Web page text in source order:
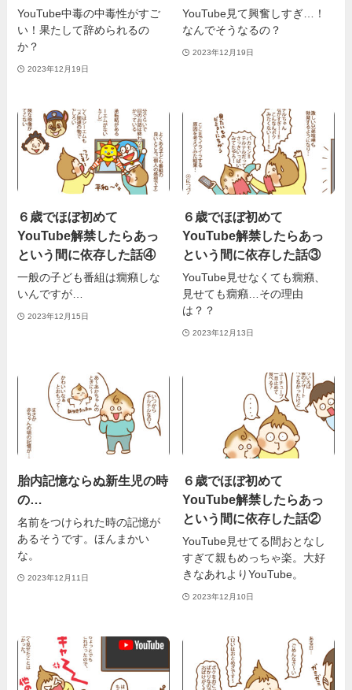
YouTube中毒の中毒性がすご
い！果たして辞められるの
か？
2023年12月19日
YouTube見て興奮しすぎ…！
なんでそうなるの？
2023年12月19日
６歳でほぼ初めて
YouTube解禁したらあっ
という間に依存した話④
一般の子ども番組は癇癪しな
いんですが…
2023年12月15日
６歳でほぼ初めて
YouTube解禁したらあっ
という間に依存した話③
YouTube見せなくても癇癪、
見せても癇癪…その理由
は？？
2023年12月13日
胎内記憶ならぬ新生児の時
の…
名前をつけられた時の記憶が
あるそうです。ほんまかい
な。
2023年12月11日
６歳でほぼ初めて
YouTube解禁したらあっ
という間に依存した話②
YouTube見せてる間おとなし
すぎて親もめっちゃ楽。大好
きなあれよりYouTube。
2023年12月10日